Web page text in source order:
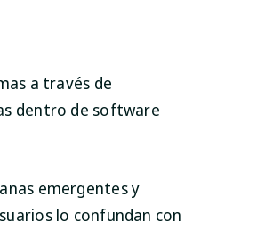
a través de
dentro de software
emergentes y
lo confundan con